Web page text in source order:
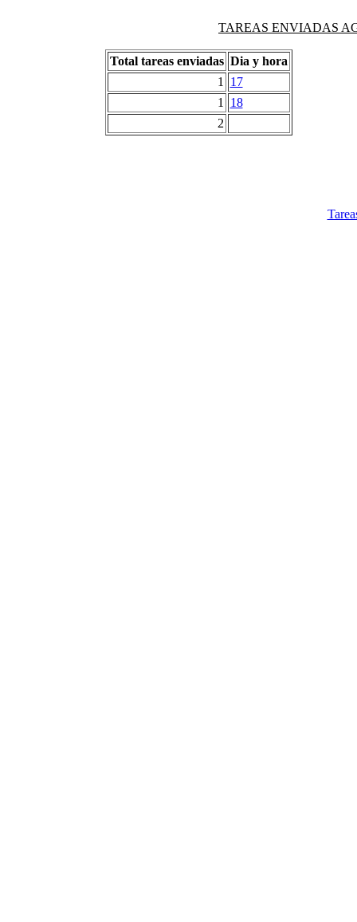
TAREAS ENVIADAS
Total tareas enviadas Dia y hora
1
17
1
18
2